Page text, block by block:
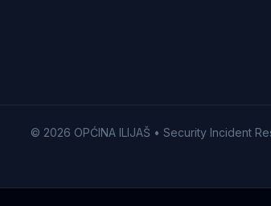
© 2026 OPĆINA ILIJAŠ • Security Incident